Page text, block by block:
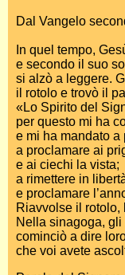
Dal Vangelo
In quel tempo,
e secondo il suo
si alzò a leggere.
il rotolo e trovò il
«Lo Spirito del
per questo mi ha
e mi ha mandato
a proclamare ai
e ai ciechi la vista;
a rimettere in
e proclamare
Riavvolse il rotolo,
Nella sinagoga,
cominciò a dire
che voi avete